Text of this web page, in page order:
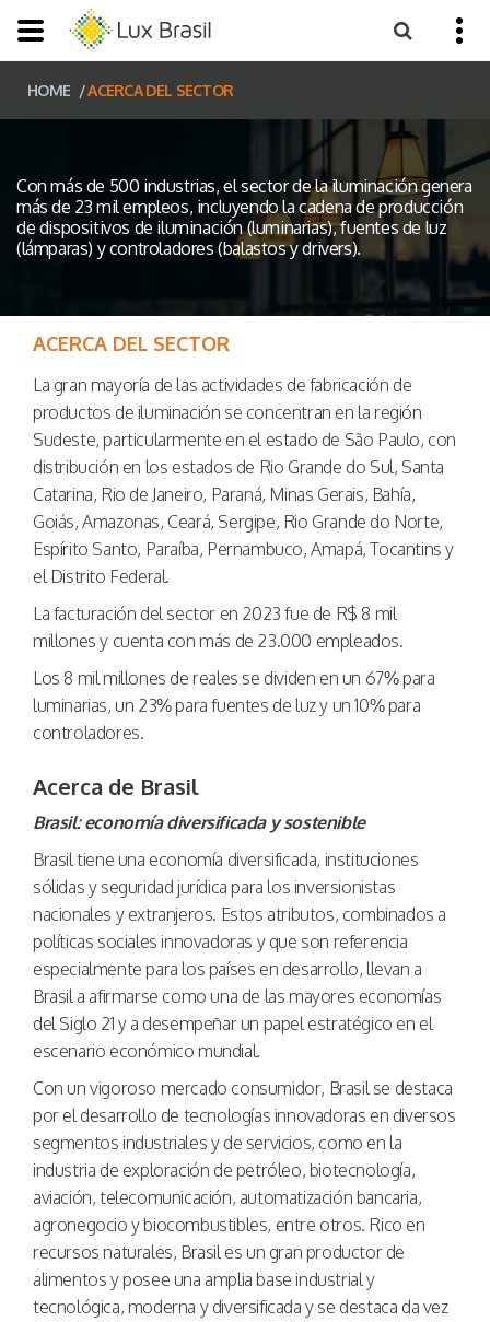
HOME ACERCA DEL SECTOR
Con más de 500 industrias, el sector de la iluminación genera
más de 23 mil empleos, incluyendo la cadena de producción
de dispositivos de iluminación (luminarias), fuentes de luz
(lámparas) y controladores (balastos y drivers).
ACERCA DEL SECTOR
La gran mayoría de las actividades de fabricación de
productos de iluminación se concentran en la región
Sudeste, particularmente en el estado de São Paulo, con
distribución en los estados de Rio Grande do Sul, Santa
Catarina, Rio de Janeiro, Paraná, Minas Gerais, Bahía,
Goiás, Amazonas, Ceará, Sergipe, Rio Grande do Norte,
Espírito Santo, Paraíba, Pernambuco, Amapá, Tocantins y
el Distrito Federal.
La facturación del sector en 2023 fue de R$ 8 mil
millones y cuenta con más de 23.000 empleados.
Los 8 mil millones de reales se dividen en un 67% para
luminarias, un 23% para fuentes de luz y un 10% para
controladores.
Acerca de Brasil
Brasil: economía diversificada y sostenible
Brasil tiene una economía diversificada, instituciones
sólidas y seguridad jurídica para los inversionistas
nacionales y extranjeros. Estos atributos, combinados a
políticas sociales innovadoras y que son referencia
especialmente para los países en desarrollo, llevan a
Brasil a afirmarse como una de las mayores economías
del Siglo 21 y a desempeñar un papel estratégico en el
escenario económico mundial.
Con un vigoroso mercado consumidor, Brasil se destaca
por el desarrollo de tecnologías innovadoras en diversos
segmentos industriales y de servicios, como en la
industria de exploración de petróleo, biotecnología,
aviación, telecomunicación, automatización bancaria,
agronegocio y biocombustibles, entre otros. Rico en
recursos naturales, Brasil es un gran productor de
alimentos y posee una amplia base industrial y
tecnológica, moderna y diversificada y se destaca da vez